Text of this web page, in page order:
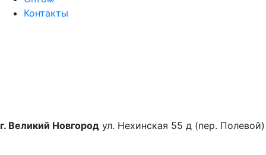
Контакты
г. Великий Новгород ул. Нехинская 55 д (пер. Полевой)